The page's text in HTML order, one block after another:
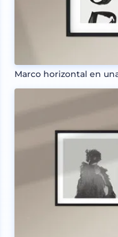
Marco horizontal en